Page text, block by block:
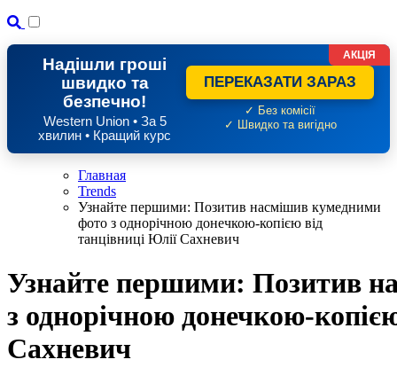
Надішли гроші
швидко та
безпечно!
Western Union • За 5
хвилин • Кращий курс
ПЕРЕКАЗАТИ ЗАРАЗ
✓ Без комісії
✓ Швидко та вигідно
АКЦІЯ
Главная
Trends
Узнайте першими: Позитив насмішив кумедними
фото з однорічною донечкою-копією від
танцівниці Юлії Сахневич
Узнайте першими: Позитив
з однорічною донечкою-
Сахневич